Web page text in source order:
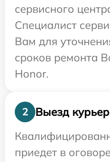
сервисного
Специалист
Вам для
сроков ремонта
Honor.
2
Выезд
приедет в